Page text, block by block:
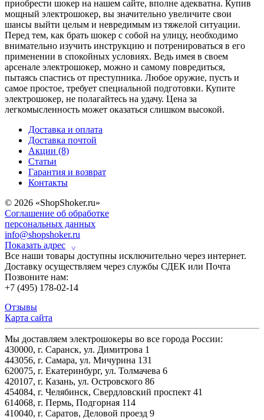
приобрести шокер на нашем сайте, вполне адекватна. Купив
мощный электрошокер, вы значительно увеличите свои
шансы выйти целым и невредимым из тяжелой ситуации.
Перед тем, как брать шокер с собой на улицу, необходимо
внимательно изучить инструкцию и потренироваться в его
применении в спокойных условиях. Ведь имея в своем
арсенале электрошокер, можно и самому повредиться,
пытаясь спастись от преступника. Любое оружие, пусть и
самое простое, требует специальной подготовки. Купите
электрошокер, не полагайтесь на удачу. Цена за
легкомысленность может оказаться слишком высокой.
Доставка и оплата
Доставка почтой
Акции (8)
Статьи
Гарантия и возврат
Контакты
© 2026 «ShopShoker.ru»
Соглашение об обработке
персональных данных
info@shopshoker.ru
Показать адрес
˅
Все наши товары доступны исключительно через интернет.
Доставку осуществляем через службы СДЕК или Почта
Позвоните нам:
+7 (495) 178-02-14
Отзывы
Карта сайта
Мы доставляем электрошокеры во все города России:
430000, г. Саранск, ул. Димитрова 1
443056, г. Самара, ул. Мичурина 131
620075, г. Екатеринбург, ул. Толмачева 6
420107, г. Казань, ул. Островского 86
454084, г. Челябинск, Свердловский проспект 41
614068, г. Пермь, Подгорная 114
410040, г. Саратов, Деловой проезд 9